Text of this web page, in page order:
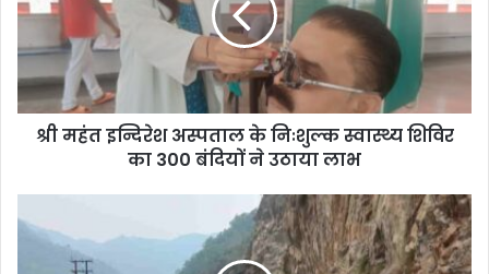
श्री महंत इन्दिरेश अस्पताल के निःशुल्क स्वास्थ्य शिविर
का 300 बंदियों ने उठाया लाभ